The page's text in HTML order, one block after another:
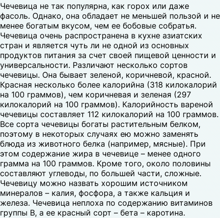
Чечевица не так популярна, как горох или даже
фасоль. Однако, она обладает не меньшей пользой и не
менее богатым вкусом, чем ее бобовые собратья.
Чечевица очень распространена в кухне азиатских
стран и является чуть ли не одной из основных
продуктов питания за счет своей пищевой ценности и
универсальности. Различают несколько сортов
чечевицы. Она бывает зеленой, коричневой, красной.
Красная несколько более калорийна (318 килокалорий
на 100 граммов), чем коричневая и зеленая (297
килокалорий на 100 граммов). Калорийность вареной
чечевицы составляет 112 килокалорий на 100 граммов.
Все сорта чечевицы богаты растительным белком,
поэтому в некоторых случаях ею можно заменять
блюда из животного белка (например, мясные). При
этом содержание жира в чечевице – менее одного
грамма на 100 граммов. Кроме того, около половины
составляют углеводы, по большей части, сложные.
Чечевицу можно назвать хорошим источником
минералов – калия, фосфора, а также кальция и
железа. Чечевица неплоха по содержанию витаминов
группы В, а ее красный сорт – бета – каротина.